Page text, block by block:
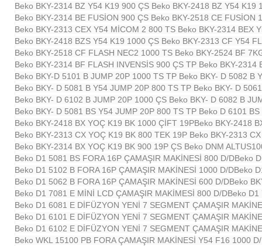
Beko BKY-2314 BZ Y54 K19 900 ÇS Beko BKY-2418 BZ Y54 K19
Beko BKY-2314 BE FUSİON 900 ÇS Beko BKY-2518 CE FUSİON
Beko BKY-2313 CEX Y54 MİCOM 2 800 TS Beko BKY-2314 BEX
Beko BKY-2418 BZS Y54 K19 1000 ÇS Beko BKY-2313 CF Y54
Beko BKY-2518 CF FLASH NEC2 1000 TS Beko BKY-2524 BF
Beko BKY-2314 BF FLASH INVENSİS 900 ÇS TP Beko BKY-2314
Beko BKY-D 5101 B JUMP 20P 1000 TS TP Beko BKY- D 5082 B
Beko BKY- D 5081 B Y54 JUMP 20P 800 TS TP Beko BKY- D
Beko BKY- D 6102 B JUMP 20P 1000 ÇS Beko BKY- D 6082 B
Beko BKY- D 5081 BS Y54 JUMP 20P 800 TS TP Beko D 6101
Beko BKY-2418 BX YOÇ K19 BK 1000 ÇİFT 19PBeko BKY-2418
Beko BKY-2313 CX YOÇ K19 BK 800 TEK 19P Beko BKY-2313
Beko BKY-2314 BX YOÇ K19 BK 900 19P ÇS Beko DNM
Beko D1 5081 BS FORA 16P ÇAMAŞIR MAKİNESİ 800 D/DBeko
Beko D1 5102 B FORA 16P ÇAMAŞIR MAKİNESİ 1000 D/DBeko
Beko D1 5062 B FORA 16P ÇAMAŞIR MAKİNESİ 600 D/DBeko
Beko D1 7081 E MİNİ LCD ÇAMAŞIR MAKİMESİ 800 D/DBeko D1
Beko D1 6081 E DİFÜZYON YENİ 7 SEGMENT ÇAMAŞIR
Beko D1 6101 E DİFÜZYON YENİ 7 SEGMENT ÇAMAŞIR
Beko D1 6102 E DİFÜZYON YENİ 7 SEGMENT ÇAMAŞIR
Beko WKL 15100 PB FORA ÇAMAŞIR MAKİNESİ Y54 F16 1000